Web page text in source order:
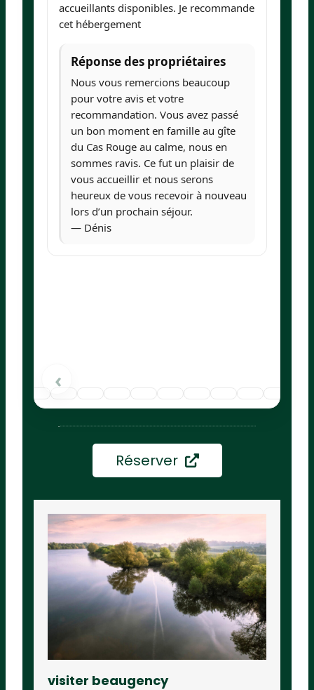
accueillants disponibles. Je recommande
cet hébergement
Réponse des propriétaires
Nous vous remercions beaucoup
pour votre avis et votre
recommandation. Vous avez passé
un bon moment en famille au gîte
du Cas Rouge au calme, nous en
sommes ravis. Ce fut un plaisir de
vous accueillir et nous serons
heureux de vous recevoir à nouveau
lors d’un prochain séjour.
— Dénis
‹
Réserver
visiter beaugency